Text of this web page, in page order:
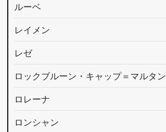
ルーベ
レイメン
レゼ
ロックブルーン・キャップ＝マルタン
ロレーナ
ロンシャン